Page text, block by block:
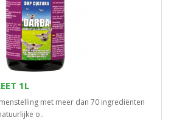
1L
met meer dan 70 ingrediënten
o..